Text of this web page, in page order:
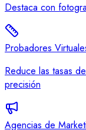
Destaca con
Probadores
Reduce las tasas
precisión
Agencias de